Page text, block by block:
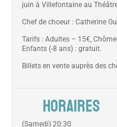
juin à Villefontaine au
Chef de choeur : Catherine
Tarifs : Adultes – 15€,
Enfants (-8 ans) : gratuit.
Billets en vente auprès des
HORAIRES
(Samedi) 20:30